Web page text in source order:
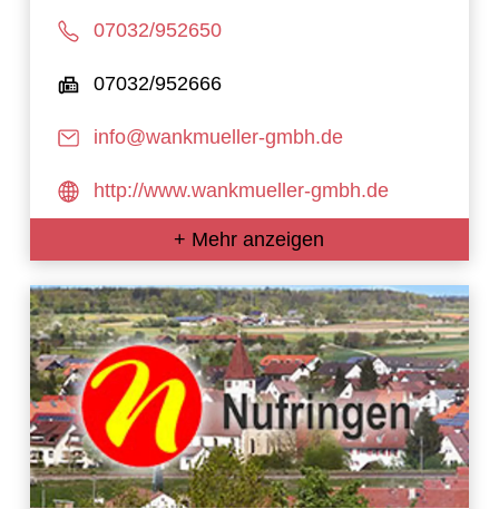
07032/952650
07032/952666
info@wankmueller-gmbh.de
http://www.wankmueller-gmbh.de
+ Mehr anzeigen